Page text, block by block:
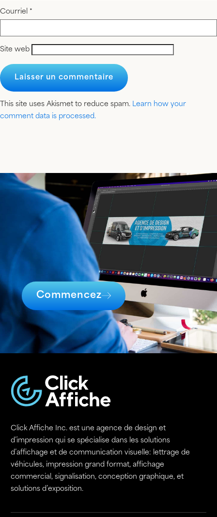
Courriel *
Site web
This site uses Akismet to reduce spam. Learn how your
comment data is processed.
Commencez
Click Affiche Inc. est une agence de design et
d’impression qui se spécialise dans les solutions
d’affichage et de communication visuelle: lettrage de
véhicules, impression grand format, affichage
commercial, signalisation, conception graphique, et
solutions d’exposition.